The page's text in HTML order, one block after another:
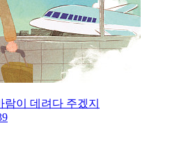
이 데려다 주겠지